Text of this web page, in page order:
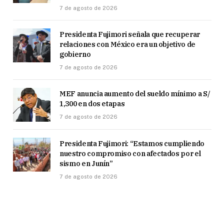
7 de agosto de 2026
Presidenta Fujimori señala que recuperar
relaciones con México era un objetivo de
gobierno
7 de agosto de 2026
MEF anuncia aumento del sueldo mínimo a S/
1,300 en dos etapas
7 de agosto de 2026
Presidenta Fujimori: “Estamos cumpliendo
nuestro compromiso con afectados por el
sismo en Junín”
7 de agosto de 2026